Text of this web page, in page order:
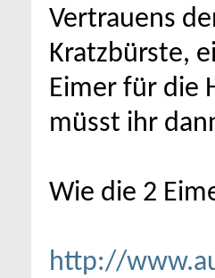
Vertrauens
Kratzbürste,
Eimer für die
müsst ihr
Wie die 2
http://